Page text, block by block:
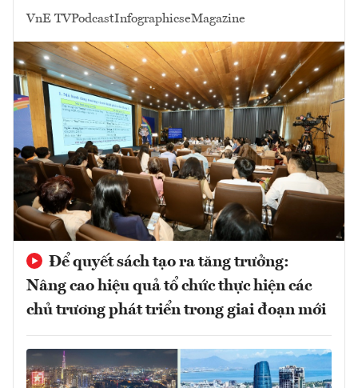
VnE TVPodcastInfographicseMagazine
Để quyết sách tạo ra tăng trưởng:
Nâng cao hiệu quả tổ chức thực hiện các
chủ trương phát triển trong giai đoạn mới